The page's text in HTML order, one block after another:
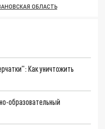
ОБЛАСТЬ
Как уничтожить
образовательный